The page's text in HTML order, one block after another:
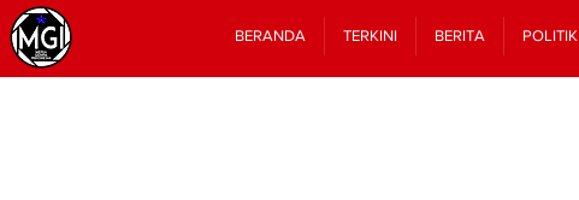
BERANDA TERKINI BERITA POLITIK